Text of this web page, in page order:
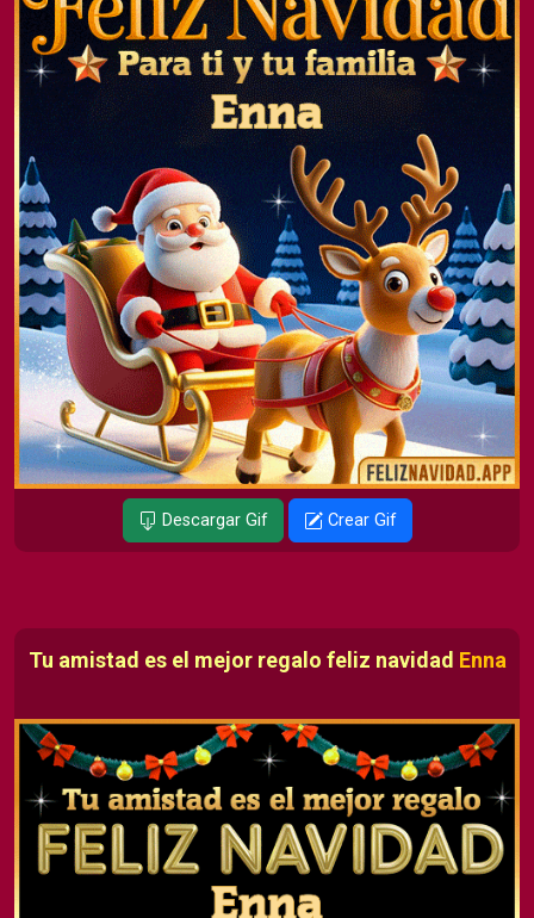
Descargar Gif Crear Gif
Tu amistad es el mejor regalo feliz navidad Enna